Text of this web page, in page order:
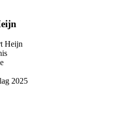
Heijn
2025